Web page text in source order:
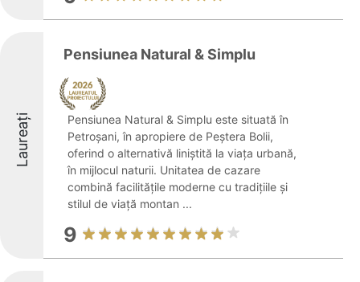
Laureați
Pensiunea Natural & Simplu
Pensiunea Natural & Simplu este situată în
Petroșani, în apropiere de Peștera Bolii,
oferind o alternativă liniștită la viața urbană,
în mijlocul naturii. Unitatea de cazare
combină facilitățile moderne cu tradițiile și
stilul de viață montan ...
9